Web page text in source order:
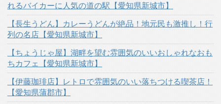
れるバイカーに人気の道の駅【愛知県新城市】
【長生うどん】カレーうどんが絶品！地元民も激推し！行
列の名店【愛知県新城市】
【ちょうじゃ屋】湖畔を望む雰囲気のいいおしゃれなおも
ちカフェ【愛知県新城市】
【伊藤珈琲店】レトロで雰囲気のいい落ちつける喫茶店！
【愛知県蒲郡市】